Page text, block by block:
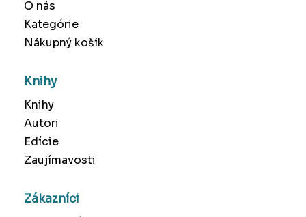
O nás
Kategórie
Nákupný košík
Knihy
Knihy
Autori
Edície
Zaujímavosti
Zákazníci